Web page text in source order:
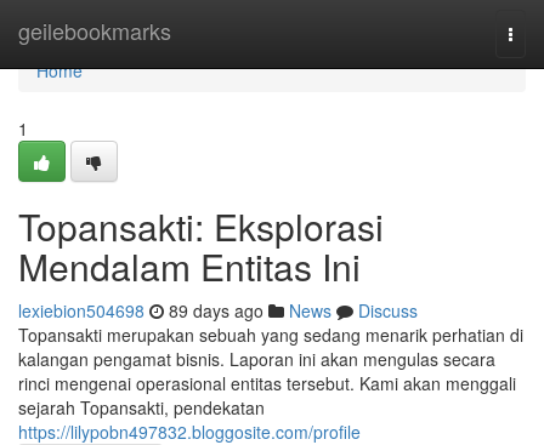
geilebookmarks
Home
Home
1
Topansakti: Eksplorasi
Mendalam Entitas Ini
lexiebion504698 89 days ago News
Discuss
Topansakti merupakan sebuah yang sedang menarik perhatian di
kalangan pengamat bisnis. Laporan ini akan mengulas secara
rinci mengenai operasional entitas tersebut. Kami akan menggali
sejarah Topansakti, pendekatan
https://lilypobn497832.bloggosite.com/profile